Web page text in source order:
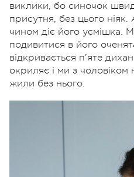
виклики, бо синочок
присутня, без цього
чином діє його усмішка.
подивитися в його
відкривається п’яте
окриляє і ми з
жили без нього.